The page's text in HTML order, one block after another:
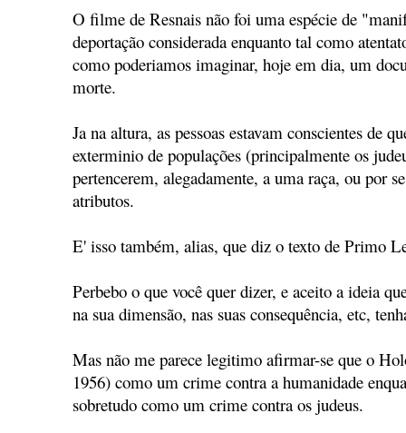
O filme de Resnais não foi uma espécie de
deportação considerada enquanto tal como
como poderiamos imaginar, hoje em dia, um
morte.
Ja na altura, as pessoas estavam conscientes de
exterminio de populações (principalmente os
pertencerem, alegadamente, a uma raça, ou por
atributos.
E' isso também, alias, que diz o texto de Primo
Perbebo o que você quer dizer, e aceito a ideia
na sua dimensão, nas suas consequência, etc,
Mas não me parece legitimo afirmar-se que o
1956) como um crime contra a humanidade
sobretudo como um crime contra os judeus.